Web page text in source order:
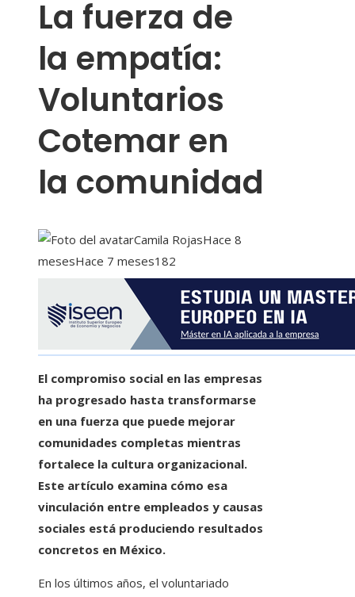
La fuerza de
la empatía:
Voluntarios
Cotemar en
la comunidad
Camila RojasHace 8
mesesHace 7 meses182
El compromiso social en las empresas
ha progresado hasta transformarse
en una fuerza que puede mejorar
comunidades completas mientras
fortalece la cultura organizacional.
Este artículo examina cómo esa
vinculación entre empleados y causas
sociales está produciendo resultados
concretos en México.
En los últimos años, el voluntariado